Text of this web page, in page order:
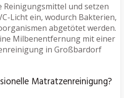
und setzen
Licht ein, wodurch Bakterien,
abgetötet werden.
Milbenentfernung mit einer
in Großbardorf
Matratzenreinigung?